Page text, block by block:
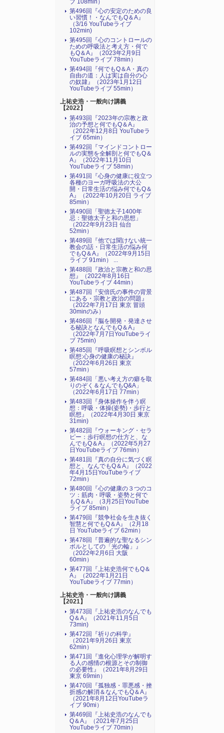
ブ 108min）
第496回『心の安定のための良
い習慣！・なんでもQ＆A』
（3/16 YouTubeライブ
102min)
第495回『心のコントロールの
ための呼吸法と考え方・何で
もQ＆A』（2023年2月9日
YouTubeライブ 78min）
第494回『何でもQ＆A・真の
自由の道：人は実は自分の心
の奴隷』（2023年1月12日
YouTubeライブ 55min）
上祐史浩・一般向け講義
【2022】
第493回『2023年の宗教と政
治の予想と何でもQ＆A』
（2022年12月8日 YouTubeラ
イブ 65min）
第492回『マインドコントロー
ルの実態を全解剖と何でもQ＆
A』（2022年11月10日
YouTubeライブ 58min）
第491回『心身の健康に役立つ
各種のヨーガ呼吸法の大公
開・日常生活の悩み何でもQ＆
A』（2022年10月20日 ライブ
85min）
第490回「聖徳太子1400年
忌：聖徳太子と和の思想」
（2022年9月23日 仙台
52min）
第489回『他では聞けない統一
教会の話・日常生活の悩み何
でもQ＆A』（2022年9月15日
ライブ 91min） ...
第488回『政治と宗教と和の思
想』（2022年8月16日
YouTubeライブ 44min）
第487回『安倍氏の事件の背景
にある・宗教と政治の問題』
（2022年7月17日 東京 冒頭
30minのみ）
第486回『脳を開発・発達させ
る秘訣となんでもQ＆A』
（2022年7月7日YouTubeライ
ブ 75min)
第485回『呼吸瞑想とシンボル
瞑想:心身の健康の秘訣』
（2022年6月26日 東京
57min）
第484回「悪い考え方の癖を取
りのぞく＆なんでもQ&A」
（2022年6月17日 77min）
第483回『身体操作を伴う瞑
想：呼吸・体操(姿勢)・歩行と
瞑想』（2022年4月30日 東京
31min)
第482回『ウォーキング・セラ
ピー：歩行瞑想の仕方と、な
んでもQ＆A』（2022年5月27
日YouTubeライブ 76min）
第481回『真の自分に気づく瞑
想と、なんでもQ＆A』（2022
年4月15日YouTubeライブ
72min）
第480回『心の健康の３つのコ
ツ：筋肉・呼吸・姿勢と何で
もQ＆A』（3月25日YouTube
ライブ 85min）
第479回『競争社会を生き抜く
智慧と何でもQ＆A』（2月18
日 YouTubeライブ 62min）
第478回『普遍的な聖なるシン
ボルとしての「光の輪」』
（2022年2月6日 大阪
60min）
第477回『上祐史浩何でもQ＆
A』（2022年1月21日
YouTubeライブ 77min）
上祐史浩・一般向け講義
【2021】
第473回『上祐史浩のなんでも
Q＆A』（2021年11月5日
73min)
第472回『祈りの科学』
（2021年9月26日 東京
62min）
第471回『進化心理学が解明す
る人の感情の根源とその制御
の必要性』（2021年8月29日
東京 69min）
第470回『孤独感・罪悪感・挫
折感の解消＆なんでもQ＆A』
（2021年8月12日YouTubeラ
イブ 90mi）
第469回『上祐史浩のなんでも
Q＆A』（2021年7月25日
YouTubeライブ 70min）